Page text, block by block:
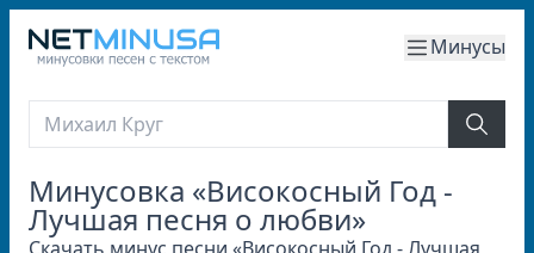
Минусы
Минусовка «Високосный Год -
Лучшая песня о любви»